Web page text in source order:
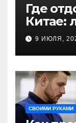
Где
Китае:
9 ИЮЛЯ,
СВОИМИ РУКАМИ